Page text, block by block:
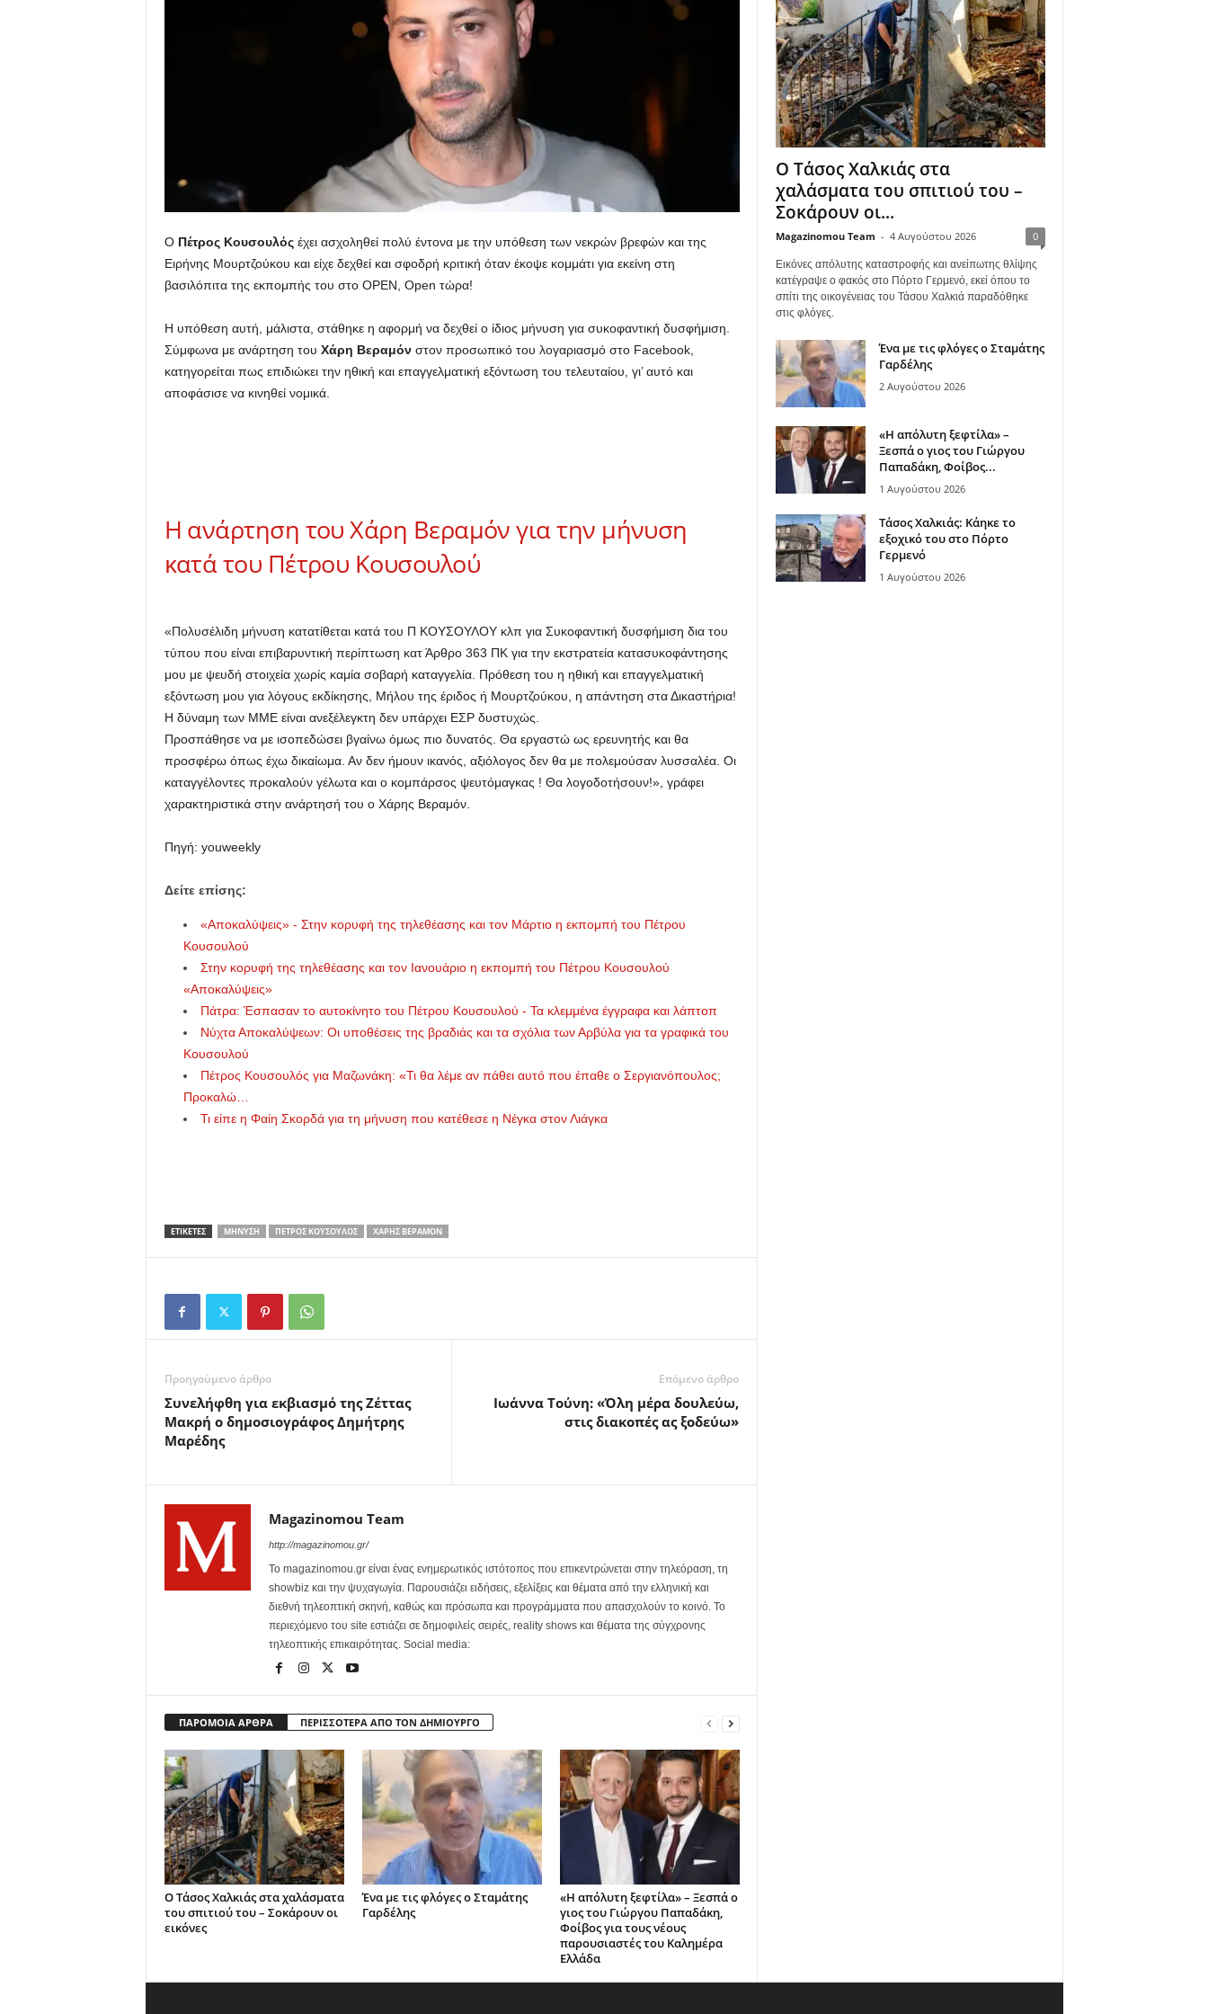
Ο Πέτρος Κουσουλόςέχει ασχοληθεί πολύ έντονα με την υπόθεση των νεκρών βρεφών και της
Ειρήνης Μουρτζούκου και είχε δεχθεί και σφοδρή κριτική όταν έκοψε κομμάτι για εκείνη στη
βασιλόπιτα της εκπομπής του στο OPEN, Open τώρα!
Η υπόθεση αυτή, μάλιστα, στάθηκε η αφορμή να δεχθεί ο ίδιος μήνυση για συκοφαντική δυσφήμιση.
Σύμφωνα με ανάρτηση του Χάρη Βεραμόνστον προσωπικό του λογαριασμό στο Facebook,
κατηγορείται πως επιδιώκει την ηθική και επαγγελματική εξόντωση του τελευταίου, γι’ αυτό και
αποφάσισε να κινηθεί νομικά.
Η ανάρτηση του Χάρη Βεραμόν για την μήνυση
κατά του Πέτρου Κουσουλού
«Πολυσέλιδη μήνυση κατατίθεται κατά του Π ΚΟΥΣΟΥΛΟΥ κλπ για Συκοφαντική δυσφήμιση δια του
τύπου που είναι επιβαρυντική περίπτωση κατ Άρθρο 363 ΠΚ για την εκστρατεία κατασυκοφάντησης
μου με ψευδή στοιχεία χωρίς καμία σοβαρή καταγγελία. Πρόθεση του η ηθική και επαγγελματική
εξόντωση μου για λόγους εκδίκησης, Μήλου της έριδος ή Μουρτζούκου, η απάντηση στα Δικαστήρια!
Η δύναμη των ΜΜΕ είναι ανεξέλεγκτη δεν υπάρχει ΕΣΡ δυστυχώς.
Προσπάθησε να με ισοπεδώσει βγαίνω όμως πιο δυνατός. Θα εργαστώ ως ερευνητής και θα
προσφέρω όπως έχω δικαίωμα. Αν δεν ήμουν ικανός, αξιόλογος δεν θα με πολεμούσαν λυσσαλέα. Οι
καταγγέλοντες προκαλούν γέλωτα και ο κομπάρσος ψευτόμαγκας ! Θα λογοδοτήσουν!», γράφει
χαρακτηριστικά στην ανάρτησή του ο Χάρης Βεραμόν.
Πηγή: youweekly
Δείτε επίσης:
«Αποκαλύψεις» - Στην κορυφή της τηλεθέασης και τον Μάρτιο η εκπομπή του Πέτρου
Κουσουλού
Στην κορυφή της τηλεθέασης και τον Ιανουάριο η εκπομπή του Πέτρου Κουσουλού
«Αποκαλύψεις»
Πάτρα: Έσπασαν το αυτοκίνητο του Πέτρου Κουσουλού - Τα κλεμμένα έγγραφα και λάπτοπ
Νύχτα Αποκαλύψεων: Οι υποθέσεις της βραδιάς και τα σχόλια των Αρβύλα για τα γραφικά του
Κουσουλού
Πέτρος Κουσουλός για Μαζωνάκη: «Τι θα λέμε αν πάθει αυτό που έπαθε ο Σεργιανόπουλος;
Προκαλώ…
Τι είπε η Φαίη Σκορδά για τη μήνυση που κατέθεσε η Νέγκα στον Λιάγκα
ΕΤΙΚΕΤΕΣ ΜΉΝΥΣΗ ΠΈΤΡΟΣ ΚΟΥΣΟΥΛΌΣ ΧΆΡΗΣ ΒΕΡΑΜΌΝ
Προηγούμενο άρθρο
Συνελήφθη για εκβιασμό της Ζέττας
Μακρή ο δημοσιογράφος Δημήτρης
Μαρέδης
Επόμενο άρθρο
Ιωάννα Τούνη: «Όλη μέρα δουλεύω,
στις διακοπές ας ξοδεύω»
Magazinomou Team
http://magazinomou.gr/
Το magazinomou.gr είναι ένας ενημερωτικός ιστότοπος που επικεντρώνεται στην τηλεόραση, τη
showbiz και την ψυχαγωγία. Παρουσιάζει ειδήσεις, εξελίξεις και θέματα από την ελληνική και
διεθνή τηλεοπτική σκηνή, καθώς και πρόσωπα και προγράμματα που απασχολούν το κοινό. Το
περιεχόμενο του site εστιάζει σε δημοφιλείς σειρές, reality shows και θέματα της σύγχρονης
τηλεοπτικής επικαιρότητας. Social media:
ΠΑΡΟΜΟΙΑ ΑΡΘΡΑ ΠΕΡΙΣΣΟΤΕΡΑ ΑΠΟ ΤΟΝ ΔΗΜΙΟΥΡΓΟ
Ο Τάσος Χαλκιάς στα χαλάσματα
του σπιτιού του – Σοκάρουν οι
εικόνες
Ένα με τις φλόγες ο Σταμάτης
Γαρδέλης
«Η απόλυτη ξεφτίλα» – Ξεσπά ο
γιος του Γιώργου Παπαδάκη,
Φοίβος για τους νέους
παρουσιαστές του Καλημέρα
Ελλάδα
Ο Τάσος Χαλκιάς στα
χαλάσματα του σπιτιού του –
Σοκάρουν οι...
Magazinomou Team - 4 Αυγούστου 2026 0
Εικόνες απόλυτης καταστροφής και ανείπωτης θλίψης
κατέγραψε ο φακός στο Πόρτο Γερμενό, εκεί όπου το
σπίτι της οικογένειας του Τάσου Χαλκιά παραδόθηκε
στις φλόγες.
Ένα με τις φλόγες ο Σταμάτης
Γαρδέλης
2 Αυγούστου 2026
«Η απόλυτη ξεφτίλα» –
Ξεσπά ο γιος του Γιώργου
Παπαδάκη, Φοίβος...
1 Αυγούστου 2026
Τάσος Χαλκιάς: Κάηκε το
εξοχικό του στο Πόρτο
Γερμενό
1 Αυγούστου 2026